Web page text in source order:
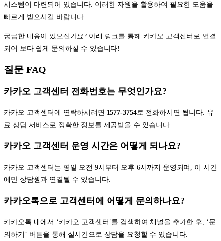
시스템이 마련되어 있습니다. 이러한 자원을 활용하여 필요한 도움을
빠르게 받으시길 바랍니다.
궁금한 내용이 있으신가요? 아래 링크를 통해 카카오 고객센터로 연결
되어 보다 쉽게 문의하실 수 있습니다!
질문 FAQ
카카오 고객센터 전화번호는 무엇인가요?
카카오 고객센터에 연락하시려면 1577-3754로 전화하시면 됩니다. 유
료 상담 서비스로 정확한 정보를 제공받을 수 있습니다.
카카오 고객센터 운영 시간은 어떻게 되나요?
카카오 고객센터는 평일 오전 9시부터 오후 6시까지 운영되며, 이 시간
에만 상담원과 연결될 수 있습니다.
카카오톡으로 고객센터에 어떻게 문의하나요?
카카오톡 내에서 ‘카카오 고객센터’를 검색하여 채널을 추가한 후, ‘문
의하기’ 버튼을 통해 실시간으로 상담을 요청할 수 있습니다.